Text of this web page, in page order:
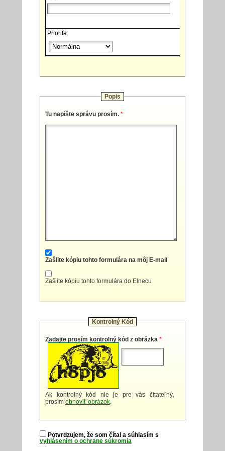
Priorita:
Popis
Tu napíšte správu prosím. *
Zašlite kópiu tohto formulára na môj E-mail
Zašlite kópiu tohto formulára do Elnecu
Kontrolný Kód
Zadajte prosím kontrolný kód z obrázka *
Ak kontrolný kód nie je pre vás čitateľný,
prosím obnoviť obrázok.
Potvrdzujem, že som čítal a súhlasím s
vyhlásením o ochrane súkromia